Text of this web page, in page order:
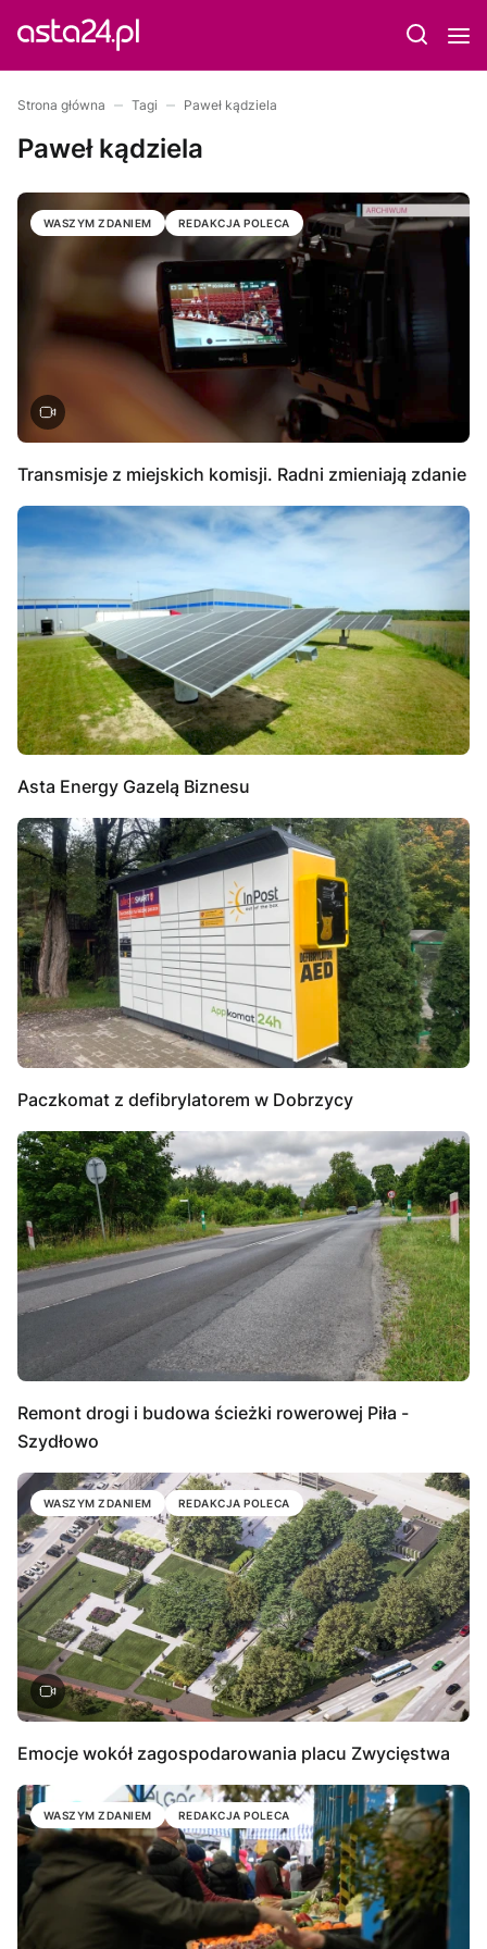
Strona główna Tagi Paweł kądziela
Paweł kądziela
WASZYM ZDANIEM REDAKCJA POLECA
Transmisje z miejskich komisji. Radni zmieniają zdanie
Asta Energy Gazelą Biznesu
Paczkomat z defibrylatorem w Dobrzycy
Remont drogi i budowa ścieżki rowerowej Piła -
Szydłowo
WASZYM ZDANIEM REDAKCJA POLECA
Emocje wokół zagospodarowania placu Zwycięstwa
WASZYM ZDANIEM REDAKCJA POLECA